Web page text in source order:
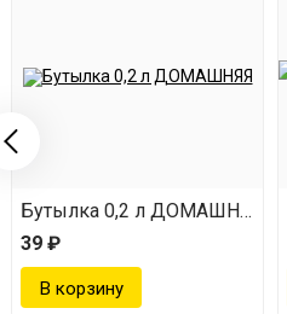
Бутылка 0,2 л ДОМАШНЯЯ
39 ₽